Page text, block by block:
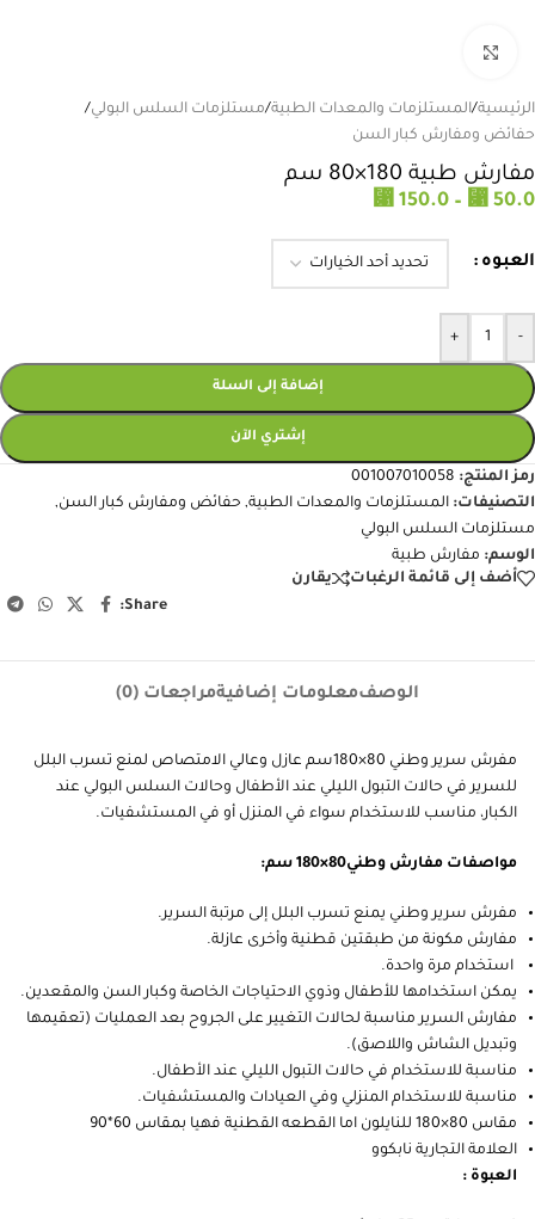
الرئيسية/المستلزمات والمعدات الطبية/مستلزمات السلس البولي/
حفائض ومفارش كبار السن
مفارش طبية 180×80 سم
⃁ 50.0
–
⃁ 150.0
العبوه
-
+
إضافة إلى السلة
إشتري الآن
رمز المنتج: 001007010058
التصنيفات: المستلزمات والمعدات الطبية, حفائض ومفارش كبار السن,
مستلزمات السلس البولي
الوسم: مفارش طبية
أضف إلى قائمة الرغبات
يقارن
Share:
الوصفمعلومات إضافيةمراجعات (0)
مفرش سرير وطني 80×180سم عازل وعالي الامتصاص لمنع تسرب البلل
للسرير في حالات التبول الليلي عند الأطفال وحالات السلس البولي عند
الكبار، مناسب للاستخدام سواء في المنزل أو في المستشفيات.
مواصفات مفارش وطني80×180 سم:
مفرش سرير وطني يمنع تسرب البلل إلى مرتبة السرير.
مفارش مكونة من طبقتين قطنية وأخرى عازلة.
استخدام مرة واحدة.
يمكن استخدامها للأطفال وذوي الاحتياجات الخاصة وكبار السن والمقعدين.
مفارش السرير مناسبة لحالات التغيير على الجروح بعد العمليات (تعقيمها
وتبديل الشاش واللاصق).
مناسبة للاستخدام في حالات التبول الليلي عند الأطفال.
مناسبة للاستخدام المنزلي وفي العيادات والمستشفيات.
مقاس 80×180 للنايلون اما القطعه القطنية فهيا بمقاس 60*90
العلامة التجارية نابكوو
العبوة :